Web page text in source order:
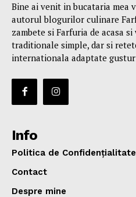
Bine ai venit in bucataria mea
autorul blogurilor culinare
zambete si Farfuria de acasa
traditionale simple, dar si
internationala adaptate
Info
Politica de Confidențialitate
Contact
Despre mine